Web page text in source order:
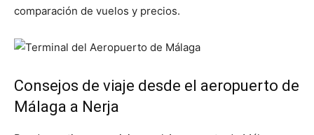
comparación de vuelos y precios.
Consejos de viaje desde el aeropuerto de
Málaga a Nerja